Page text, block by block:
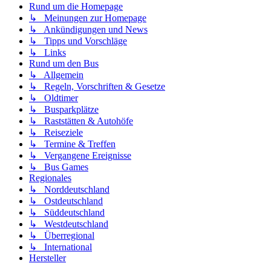
Rund um die Homepage
↳ Meinungen zur Homepage
↳ Ankündigungen und News
↳ Tipps und Vorschläge
↳ Links
Rund um den Bus
↳ Allgemein
↳ Regeln, Vorschriften & Gesetze
↳ Oldtimer
↳ Busparkplätze
↳ Raststätten & Autohöfe
↳ Reiseziele
↳ Termine & Treffen
↳ Vergangene Ereignisse
↳ Bus Games
Regionales
↳ Norddeutschland
↳ Ostdeutschland
↳ Süddeutschland
↳ Westdeutschland
↳ Überregional
↳ International
Hersteller